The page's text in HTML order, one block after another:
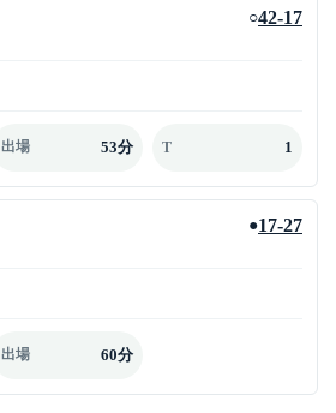
○42-17
出場 53分 T 1
●17-27
出場 60分